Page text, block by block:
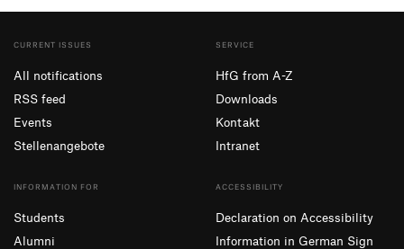
CURRENT ISSUES
All notifications
RSS feed
Events
Stellenangebote
SERVICE
HfG from A-Z
Downloads
Kontakt
Intranet
INFORMATION FOR
Students
Alumni
ACCESSIBILITY
Declaration on Accessibility
Information in German Sign